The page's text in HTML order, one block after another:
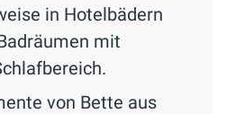
in Hotelbädern
mit
von Bette aus